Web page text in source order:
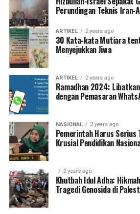
Perundingan Teknis Iran-
ARTIKEL 2 years ago
30 Kata-kata Mutiara
Menyejukkan Jiwa
ARTIKEL 2 years ago
Ramadhan 2024:
dengan Pemasaran
NASIONAL 2 years ago
Pemerintah Harus Serius
Krusial Pendidikan
2 years ago
Khutbah Idul Adha:
Tragedi Genosida di